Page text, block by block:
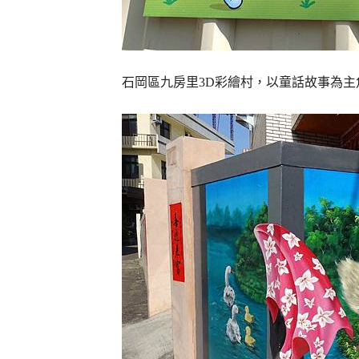
石岡區九房里3D彩繪村，以童話故事為主